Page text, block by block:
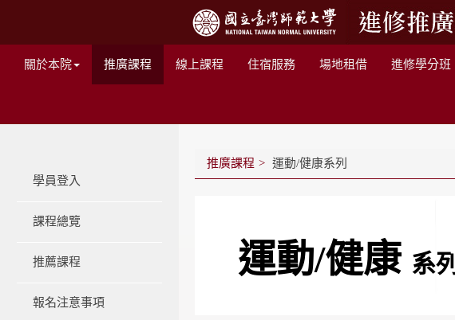
關於本院 推廣課程 線上課程 住宿服務 場地租借 進修學分班
學員登入
課程總覽
推薦課程
報名注意事項
推廣課程 運動/健康系列
運動/健康 系列